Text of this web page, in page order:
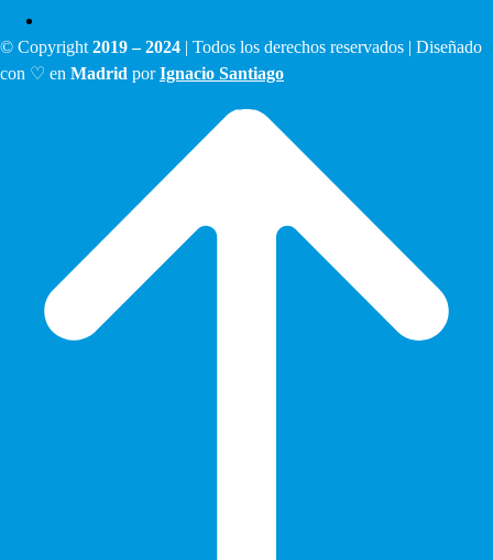
© Copyright 2019 – 2024 | Todos los derechos reservados | Diseñado
con ♡ en Madrid porIgnacio Santiago